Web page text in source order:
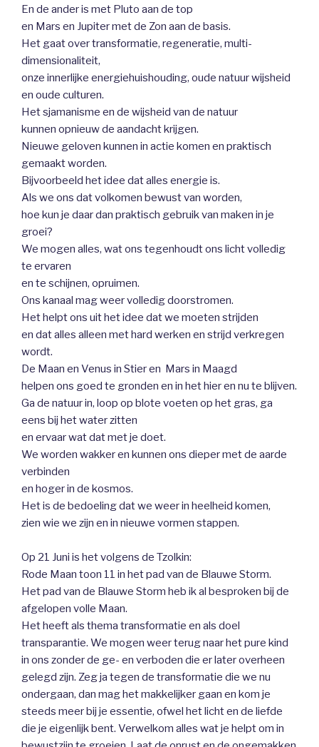
En de ander is met Pluto aan de top
en Mars en Jupiter met de Zon aan de basis.
Het gaat over transformatie, regeneratie, multi-
dimensionaliteit,
onze innerlijke energiehuishouding, oude natuur wijsheid
en oude culturen.
Het sjamanisme en de wijsheid van de natuur
kunnen opnieuw de aandacht krijgen.
Nieuwe geloven kunnen in actie komen en praktisch
gemaakt worden.
Bijvoorbeeld het idee dat alles energie is.
Als we ons dat volkomen bewust van worden,
hoe kun je daar dan praktisch gebruik van maken in je
groei?
We mogen alles, wat ons tegenhoudt ons licht volledig
te ervaren
en te schijnen, opruimen.
Ons kanaal mag weer volledig doorstromen.
Het helpt ons uit het idee dat we moeten strijden
en dat alles alleen met hard werken en strijd verkregen
wordt.
De Maan en Venus in Stier en Mars in Maagd
helpen ons goed te gronden en in het hier en nu te blijven.
Ga de natuur in, loop op blote voeten op het gras, ga
eens bij het water zitten
en ervaar wat dat met je doet.
We worden wakker en kunnen ons dieper met de aarde
verbinden
en hoger in de kosmos.
Het is de bedoeling dat we weer in heelheid komen,
zien wie we zijn en in nieuwe vormen stappen.
Op 21 Juni is het volgens de Tzolkin:
Rode Maan toon 11 in het pad van de Blauwe Storm.
Het pad van de Blauwe Storm heb ik al besproken bij de
afgelopen volle Maan.
Het heeft als thema transformatie en als doel
transparantie. We mogen weer terug naar het pure kind
in ons zonder de ge- en verboden die er later overheen
gelegd zijn. Zeg ja tegen de transformatie die we nu
ondergaan, dan mag het makkelijker gaan en kom je
steeds meer bij je essentie, ofwel het licht en de liefde
die je eigenlijk bent. Verwelkom alles wat je helpt om in